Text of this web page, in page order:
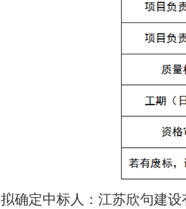
拟确定中标人：江苏欣句建设